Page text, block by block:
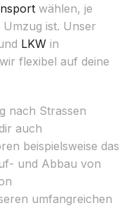
wählen, je
ist. Unser
LKW in
flexibel auf deine
nach Strassen
auch
beispielsweise das
und Abbau von
umfangreichen